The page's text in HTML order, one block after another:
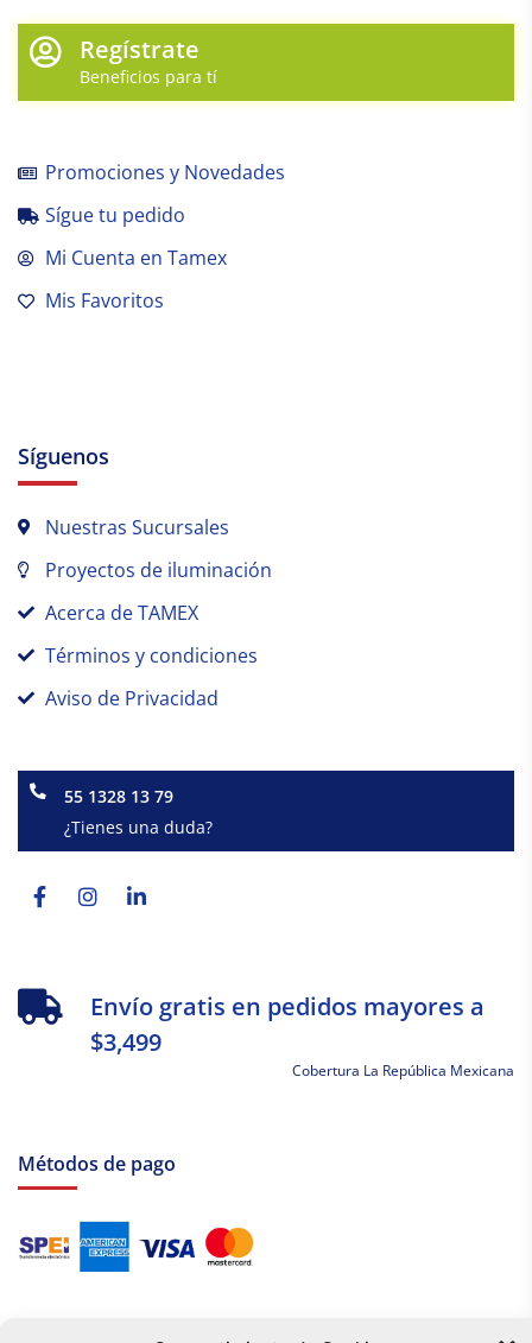
Regístrate
Beneficios para tí
Promociones y Novedades
Sígue tu pedido
Mi Cuenta en Tamex
Mis Favoritos
Síguenos
Nuestras Sucursales
Proyectos de iluminación
Acerca de TAMEX
Términos y condiciones
Aviso de Privacidad
55 1328 13 79
¿Tienes una duda?
f
Envío gratis en pedidos mayores a
$3,499
Cobertura La República Mexicana
Métodos de pago